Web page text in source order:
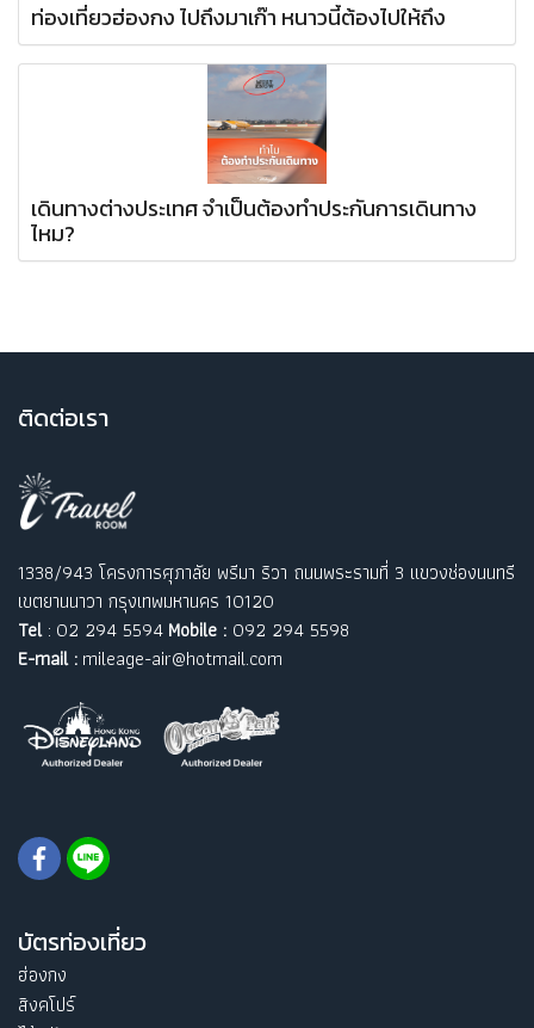
ท่องเที่ยวฮ่องกง ไปถึงมาเก๊า หนาวนี้ต้องไปให้ถึง
เดินทางต่างประเทศ จำเป็นต้องทำประกันการเดินทาง
ไหม?
ติดต่อเรา
1338/943 โครงการศุภาลัย พรีมา ริวา ถนนพระรามที่ 3 แขวงช่องนนทรี
เขตยานนาวา กรุงเทพมหานคร 10120
Tel: 02 294 5594 Mobile : 092 294 5598
E-mail : mileage-air@hotmail.com
บัตรท่องเที่ยว
ฮ่องกง
สิงคโปร์